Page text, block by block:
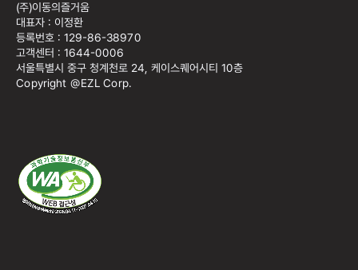
(주)이동의즐거움
대표자 : 이정환
등록번호 : 129-86-38970
고객센터 : 1644-0006
서울특별시 중구 청계천로 24, 케이스퀘어시티 10층
Copyright @EZL Corp.